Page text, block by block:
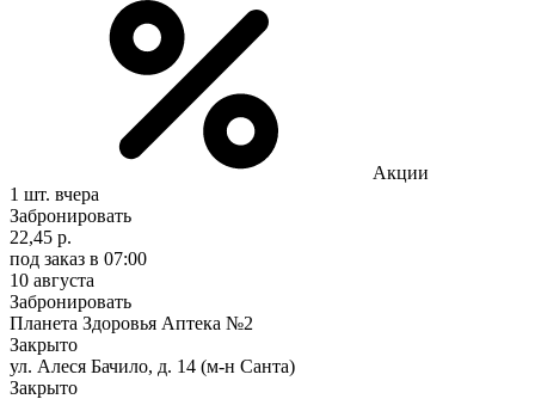
Акции
1 шт. вчера
Забронировать
22,45 р.
под заказ в 07:00
10 августа
Забронировать
Планета Здоровья Аптека №2
Закрыто
ул. Алеся Бачило, д. 14 (м-н Санта)
Закрыто